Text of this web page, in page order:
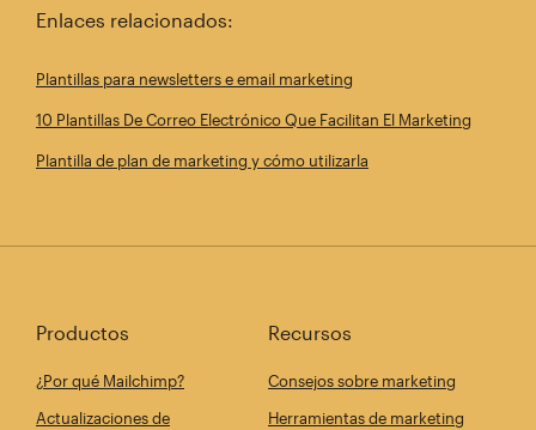
Enlaces relacionados:
Plantillas para newsletters e email marketing
10 Plantillas De Correo Electrónico Que Facilitan El Marketing
Plantilla de plan de marketing y cómo utilizarla
Productos
¿Por qué Mailchimp?
Actualizaciones de
Recursos
Consejos sobre marketing
Herramientas de marketing